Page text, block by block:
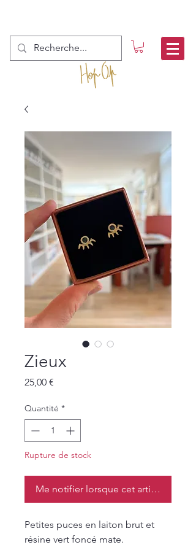
Zieux
25,00 €
Quantité *
Rupture de stock
Me notifier lorsque cet article est
Petites puces en laiton brut et
résine vert foncé mate.